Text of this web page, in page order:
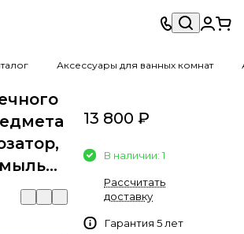
Аксессуары для ванных комнат
стаканчик,мыльница
13 800 ₽
В наличии: 1
Рассчитать
доставку
Гарантия 5 лет